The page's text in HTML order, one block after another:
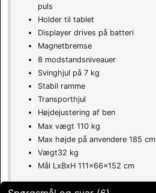
puls
Holder til tablet
Displayer drives på batteri
Magnetbremse
8 modstandsniveauer
Svinghjul på 7 kg
Stabil ramme
Transporthjul
Højdejustering af ben
Max vægt 110 kg
Max højde på anvendere 185 cm
Vægt32 kg
Mål LxBxH 111x66x152 cm